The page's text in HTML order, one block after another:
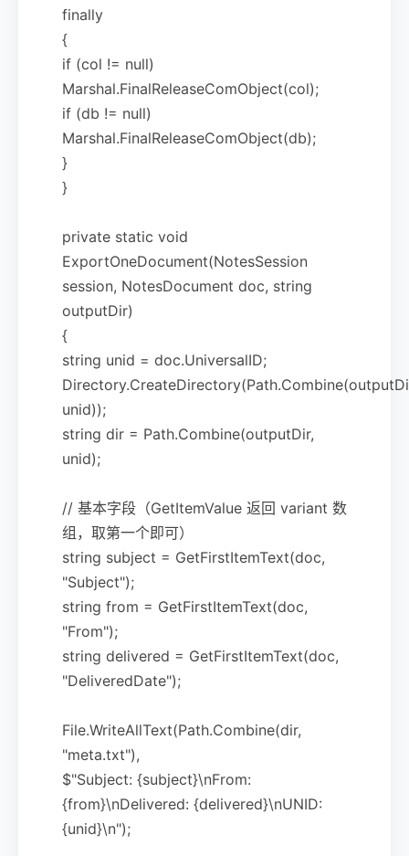
finally
{
if (col != null)
Marshal.FinalReleaseComObject(col);
if (db != null)
Marshal.FinalReleaseComObject(db);
}
}
private static void
ExportOneDocument(NotesSession
session, NotesDocument doc, string
outputDir)
{
string unid = doc.UniversalID;
unid));
string dir = Path.Combine(outputDir,
unid);
// 基本字段（GetItemValue 返回 variant 数
组，取第一个即可）
string subject = GetFirstItemText(doc,
"Subject");
string from = GetFirstItemText(doc,
"From");
string delivered = GetFirstItemText(doc,
"DeliveredDate");
File.WriteAllText(Path.Combine(dir,
"meta.txt"),
$"Subject: {subject}\nFrom:
{from}\nDelivered: {delivered}\nUNID:
{unid}\n");